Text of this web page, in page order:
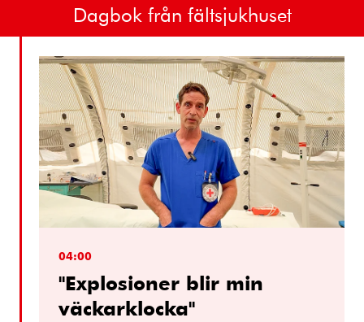
Dagbok från fältsjukhuset
04:00
"Explosioner blir min
väckarklocka"